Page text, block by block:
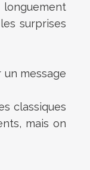
surprises
message
classiques
mais on